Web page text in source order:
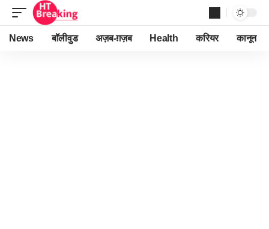
News बॉलीवुड अज़ब-ग़ज़ब Health करियर कानून